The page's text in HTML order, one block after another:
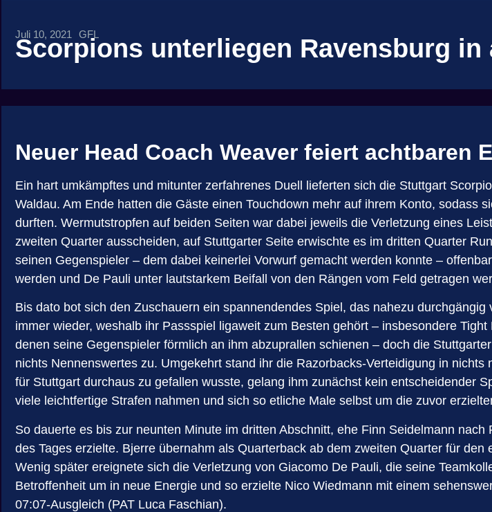
Juli 10, 2021 GFL
Scorpions unterliegen Ravensburg
Neuer Head Coach Weaver feiert achtbaren
Ein hart umkämpftes und mitunter zerfahrenes Duell lieferten sich die Stuttgart
Waldau. Am Ende hatten die Gäste einen Touchdown mehr auf ihrem Konto, sodass
durften. Wermutstropfen auf beiden Seiten war dabei jeweils die Verletzung eines
zweiten Quarter ausscheiden, auf Stuttgarter Seite erwischte es im dritten Quarter
seinen Gegenspieler – dem dabei keinerlei Vorwurf gemacht werden konnte –
werden und De Pauli unter lautstarkem Beifall von den Rängen vom Feld getragen
Bis dato bot sich den Zuschauern ein spannendendes Spiel, das nahezu
immer wieder, weshalb ihr Passspiel ligaweit zum Besten gehört – insbesondere
denen seine Gegenspieler förmlich an ihm abzuprallen schienen – doch die
nichts Nennenswertes zu. Umgekehrt stand ihr die Razorbacks-Verteidigung in
für Stuttgart durchaus zu gefallen wusste, gelang ihm zunächst kein entscheidender
viele leichtfertige Strafen nahmen und sich so etliche Male selbst um die zuvor
So dauerte es bis zur neunten Minute im dritten Abschnitt, ehe Finn Seidelmann
des Tages erzielte. Bjerre übernahm als Quarterback ab dem zweiten Quarter für
Wenig später ereignete sich die Verletzung von Giacomo De Pauli, die seine
Betroffenheit um in neue Energie und so erzielte Nico Wiedmann mit einem
07:07-Ausgleich (PAT Luca Faschian).